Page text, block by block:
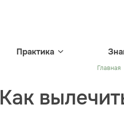
Практика
Главная
Как